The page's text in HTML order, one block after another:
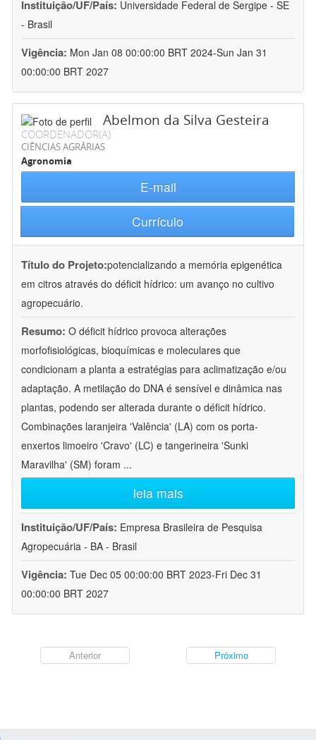
Instituição/UF/País: Universidade Federal de Sergipe - SE
- Brasil
Vigência: Mon Jan 08 00:00:00 BRT 2024-Sun Jan 31
00:00:00 BRT 2027
Abelmon da Silva Gesteira
COORDENADOR(A)
CIÊNCIAS AGRÁRIAS
Agronomia
E-mail
Currículo
Título do Projeto:potencializando a memória epigenética
em citros através do déficit hídrico: um avanço no cultivo
agropecuário.
Resumo: O déficit hídrico provoca alterações
morfofisiológicas, bioquímicas e moleculares que
condicionam a planta a estratégias para aclimatização e/ou
adaptação. A metilação do DNA é sensível e dinâmica nas
plantas, podendo ser alterada durante o déficit hídrico.
Combinações laranjeira 'Valência' (LA) com os porta-
enxertos limoeiro 'Cravo' (LC) e tangerineira 'Sunki
Maravilha' (SM) foram ...
leia mais
Instituição/UF/País: Empresa Brasileira de Pesquisa
Agropecuária - BA - Brasil
Vigência: Tue Dec 05 00:00:00 BRT 2023-Fri Dec 31
00:00:00 BRT 2027
Anterior Próximo